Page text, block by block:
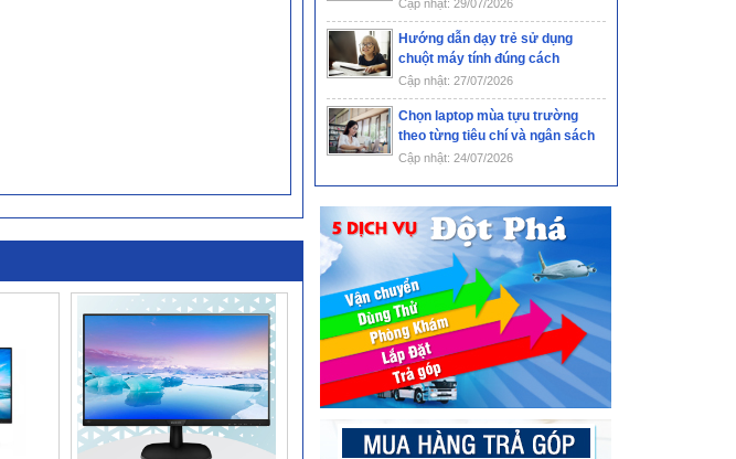
Cập nhật: 29/07/2026
Hướng dẫn dạy trẻ sử dụng
chuột máy tính đúng cách
Cập nhật: 27/07/2026
Chọn laptop mùa tựu trường
theo từng tiêu chí và ngân sách
Cập nhật: 24/07/2026